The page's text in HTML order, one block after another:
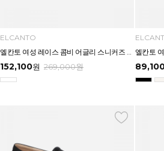
ELCANTO
엘칸토 여성 레이스 콤비 어글리 스니커즈 5.5CM LCWS22U613
152,100원 269,000원